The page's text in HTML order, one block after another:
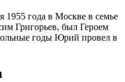
года в Москве в семье
Григорьев, был Героем
годы Юрий провел в